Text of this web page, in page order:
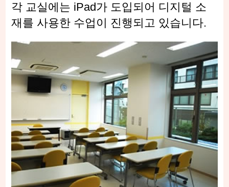
각 교실에는 iPad가 도입되어 디지털 소
재를 사용한 수업이 진행되고 있습니다.